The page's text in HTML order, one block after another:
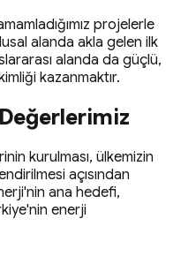
projelerle
alanda akla gelen ilk
alanda da güçlü,
kazanmaktır.
kurulması, ülkemizin
açısından
ana hedefi,
enerji